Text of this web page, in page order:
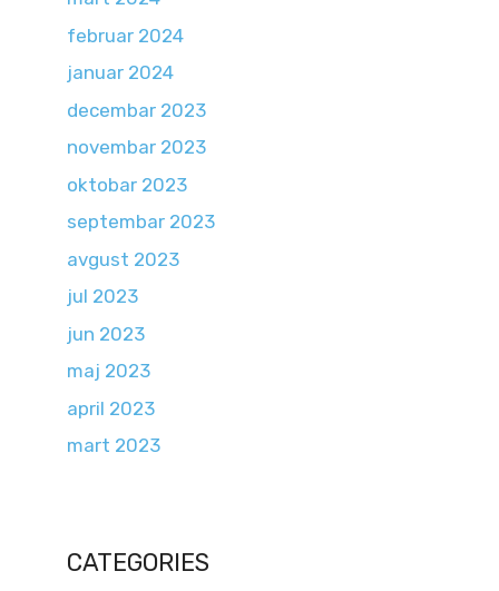
februar 2024
januar 2024
decembar 2023
novembar 2023
oktobar 2023
septembar 2023
avgust 2023
jul 2023
jun 2023
maj 2023
april 2023
mart 2023
CATEGORIES